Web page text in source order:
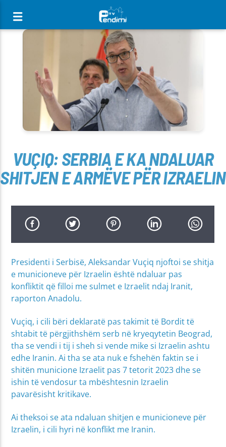
[There are no radio stations in the database]
VUÇIQ: SERBIA E KA NDALUAR
SHITJEN E ARMËVE PËR IZRAELIN
Presidenti i Serbisë, Aleksandar Vuçiq njoftoi se shitja
e municioneve për Izraelin është ndaluar pas
konfliktit që filloi me sulmet e Izraelit ndaj Iranit,
raporton Anadolu.
Vuçiq, i cili bëri deklaratë pas takimit të Bordit të
shtabit të përgjithshëm serb në kryeqytetin Beograd,
tha se vendi i tij i sheh si vende mike si Izraelin ashtu
edhe Iranin. Ai tha se ata nuk e fshehën faktin se i
shitën municione Izraelit pas 7 tetorit 2023 dhe se
ishin të vendosur ta mbështesnin Izraelin
pavarësisht kritikave.
Ai theksoi se ata ndaluan shitjen e municioneve për
Izraelin, i cili hyri në konflikt me Iranin.